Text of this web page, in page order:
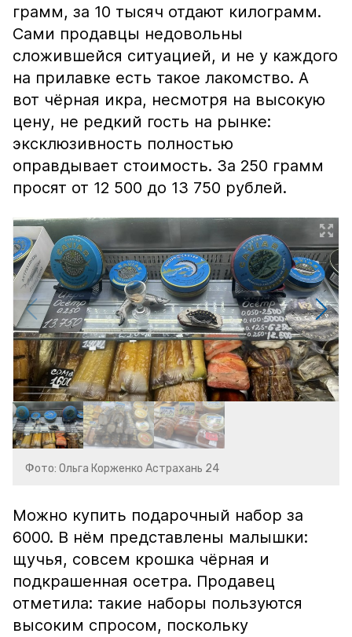
грамм, за 10 тысяч отдают килограмм.
Сами продавцы недовольны
сложившейся ситуацией, и не у каждого
на прилавке есть такое лакомство. А
вот чёрная икра, несмотря на высокую
цену, не редкий гость на рынке:
эксклюзивность полностью
оправдывает стоимость. За 250 грамм
просят от 12 500 до 13 750 рублей.
Фото: Ольга Корженко Астрахань 24
Можно купить подарочный набор за
6000. В нём представлены малышки:
щучья, совсем крошка чёрная и
подкрашенная осетра. Продавец
отметила: такие наборы пользуются
высоким спросом, поскольку